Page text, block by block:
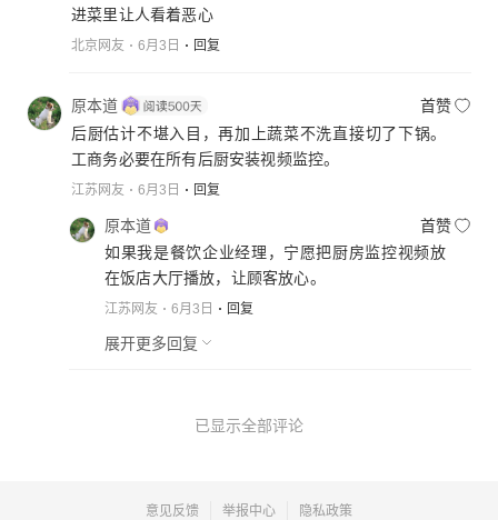
进菜里让人看着恶心
北京网友 6月3日 回复
原本道
首赞
后厨估计不堪入目，再加上蔬菜不洗直接切了下锅。
工商务必要在所有后厨安装视频监控。
江苏网友 6月3日 回复
原本道
首赞
如果我是餐饮企业经理，宁愿把厨房监控视频放
在饭店大厅播放，让顾客放心。
江苏网友 6月3日 回复
展开更多回复
已显示全部评论
意见反馈 举报中心 隐私政策